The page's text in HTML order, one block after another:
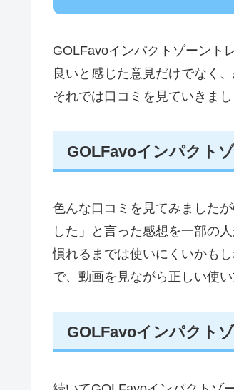
GOLFavoインパクトゾーント
良いと感じた意見だけでなく
それでは口コミを見ていきま
GOLFavoインパクト
色んな口コミを見てみました
した」と言った感想を一部の
慣れるまでは使いにくいかも
で、動画を見ながら正しい使
GOLFavoインパクト